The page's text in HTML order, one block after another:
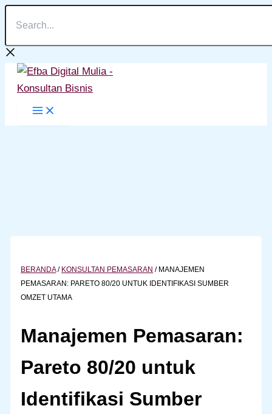
konten
Search...
BERANDA/ KONSULTAN PEMASARAN / MANAJEMEN
PEMASARAN: PARETO 80/20 UNTUK IDENTIFIKASI SUMBER
OMZET UTAMA
Manajemen Pemasaran:
Pareto 80/20 untuk
Identifikasi Sumber